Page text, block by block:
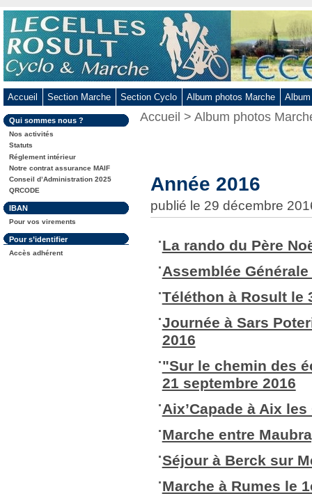
Aller
au
contenu
-
Aller
menu
principal
-
Aller
à
la
recherche
Accueil Section Marche Section Cyclo Album photos Marche
Dans
la
rubrique
:
Qui sommes nous ?
Nos activités
Statuts
Réglement intérieur
Notre contrat assurance MAIF
Conseil d’Administration 2025
QRCODE
Dans
la
rubrique
:
IBAN
Pour vos virements
Dans
la
rubrique
Pour s’identifier
Accès adhérent
Vous
êtes
Accueil > Album photos
Année 2016
publié le 29 décembre
La rando du Père
Assemblée
Téléthon à Rosult le
Journée à Sars
2016
"Sur le chemin des
21 septembre 2016
Aix’Capade à Aix
Marche entre
Séjour à Berck sur
Marche à Rumes le